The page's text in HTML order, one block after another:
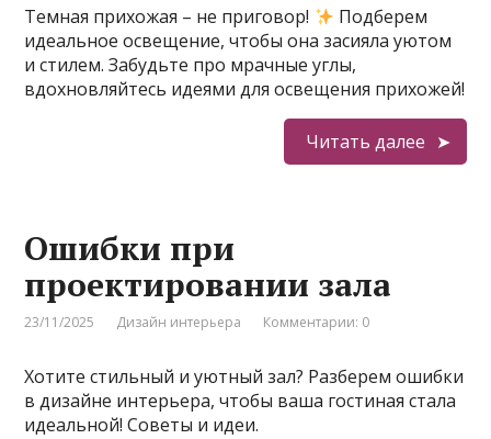
Темная прихожая – не приговор!
Подберем
идеальное освещение, чтобы она засияла уютом
и стилем. Забудьте про мрачные углы,
вдохновляйтесь идеями для освещения прихожей!
Читать далее
Ошибки при
проектировании зала
23/11/2025 Дизайн интерьера Комментарии: 0
Хотите стильный и уютный зал? Разберем ошибки
в дизайне интерьера, чтобы ваша гостиная стала
идеальной! Советы и идеи.